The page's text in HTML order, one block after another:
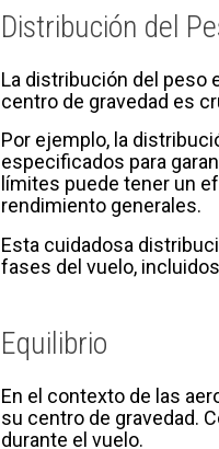
Distribución del
La distribución del peso
centro de gravedad es
Por ejemplo, la
especificados para
límites puede tener un
rendimiento generales.
Esta cuidadosa
fases del vuelo,
Equilibrio
En el contexto de las
su centro de gravedad.
durante el vuelo.